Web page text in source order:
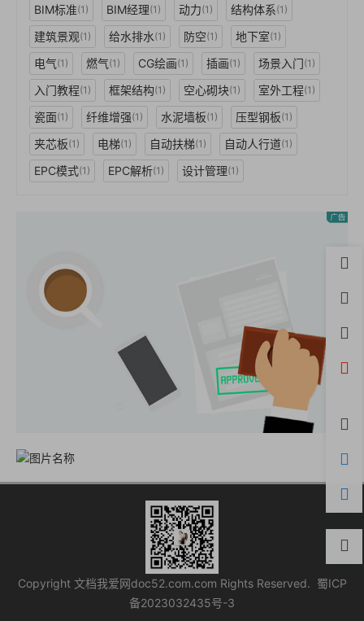
BIM标准(1) BIM经理(1) 动力(1) 结构体系(1)
建筑景观(1) 给水排水(1) 防空(1) 地下室(1)
电气(1) 燃气(1) CG绘画(1) 插画(1) 场景入门(1)
入门教程(1) 框架结构(1) 空心砌块(1) 室外工程(1)
瓷面(1) 纤维增强(1) 水泥墙板(1) 压型钢板(1)
夹芯板(1) 电梯(1) 自动扶梯(1) 自动人行道(1)
EPC模式(1) EPC解析(1) 设计管理(1)
Copyright 文档我爱网doc52.com.com Rights Reserved. 蜀ICP
备2023032435号-3